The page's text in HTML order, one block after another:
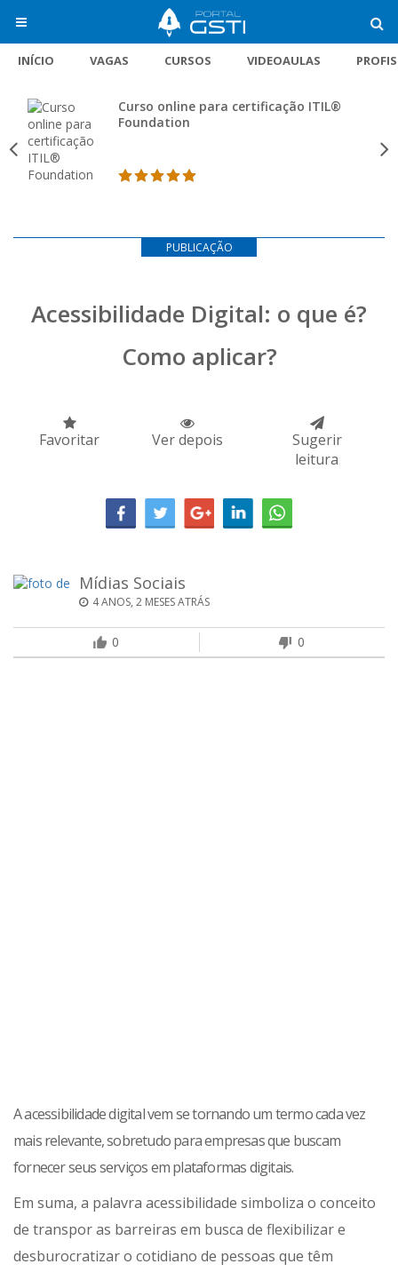
INÍCIO VAGAS CURSOS VIDEOAULAS
Curso online para certificação ITIL®
Foundation
PUBLICAÇÃO
Acessibilidade Digital: o que é?
Como aplicar?
Favoritar Ver depois
Sugerir
leitura
Mídias Sociais
4 ANOS, 2 MESES ATRÁS
0 0
A acessibilidade digital vem se tornando um termo cada vez
mais relevante, sobretudo para empresas que buscam
fornecer seus serviços em plataformas digitais.
Em suma, a palavra acessibilidade simboliza o conceito
de transpor as barreiras em busca de flexibilizar e
desburocratizar o cotidiano de pessoas que têm